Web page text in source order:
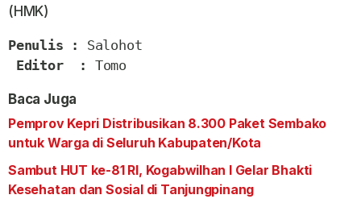
(HMK)
Penulis : Salohot
Editor  :
Tomo
Baca Juga
Pemprov Kepri Distribusikan 8.300 Paket Sembako
untuk Warga di Seluruh Kabupaten/Kota
Sambut HUT ke-81 RI, Kogabwilhan I Gelar Bhakti
Kesehatan dan Sosial di Tanjungpinang